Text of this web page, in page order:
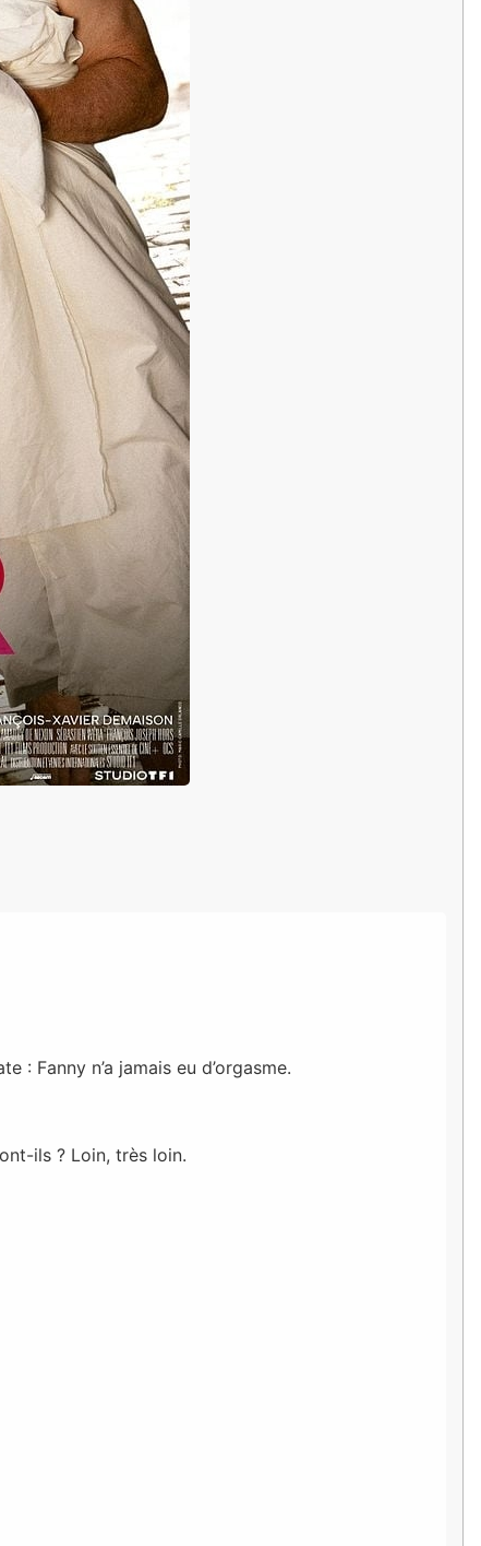
Fanny n’a jamais eu d’orgasme.
ils ? Loin, très loin.